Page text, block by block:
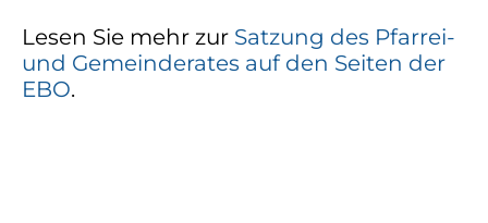
Lesen Sie mehr zur Satzung des Pfarrei-
und Gemeinderates auf den Seiten der
EBO.